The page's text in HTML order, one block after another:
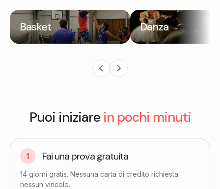
Basket Danza
Puoi iniziare in pochi minuti
Fai una prova gratuita​
14 giorni gratis. Nessuna carta di credito richiesta.
nessun vincolo.